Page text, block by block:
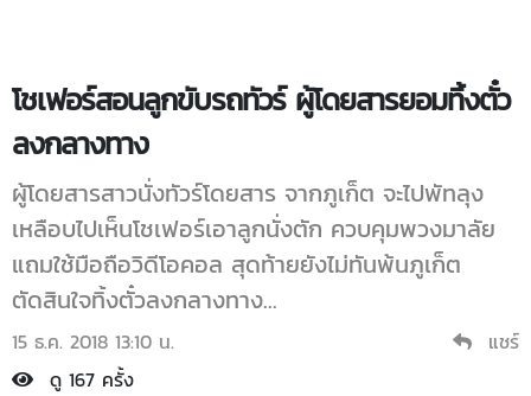
โชเฟอร์สอนลูกขับรถทัวร์ ผู้โดยสารยอมทิ้งตั๋ว
ลงกลางทาง
ผู้โดยสารสาวนั่งทัวร์โดยสาร จากภูเก็ต จะไปพัทลุง
เหลือบไปเห็นโชเฟอร์เอาลูกนั่งตัก ควบคุมพวงมาลัย
แถมใช้มือถือวิดีโอคอล สุดท้ายยังไม่ทันพ้นภูเก็ต
ตัดสินใจทิ้งตั๋วลงกลางทาง...
15 ธ.ค. 2018 13:10 น.
แชร์
ดู 167 ครั้ง